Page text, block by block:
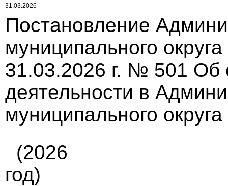
31.03.2026
Постановление
муниципального
31.03.2026 г. № 501 Об
деятельности в
муниципального округа
(2026
год)